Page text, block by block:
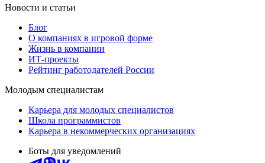
Новости и статьи
Блог
О компаниях в игровой форме
Жизнь в компании
ИТ-проекты
Рейтинг работодателей России
Молодым специалистам
Карьера для молодых специалистов
Школа программистов
Карьера в некоммерческих организациях
Боты для уведомлений